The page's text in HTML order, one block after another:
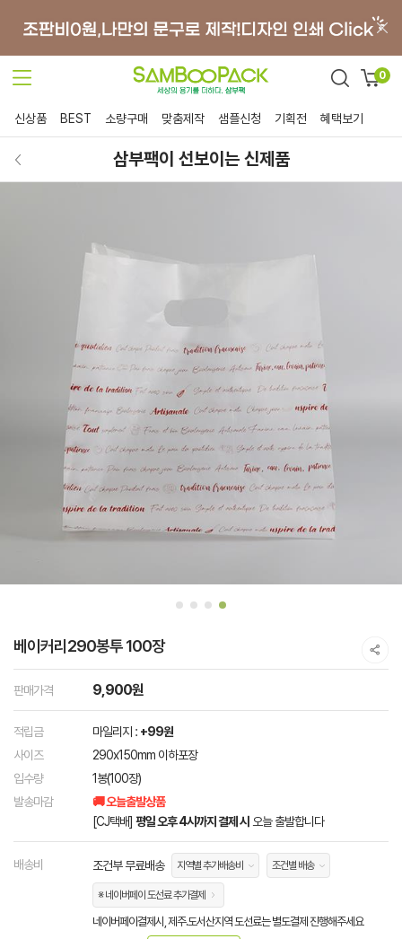
0
신상품 BEST 소량구매 맞춤제작 샘플신청 기획전 혜택보기
삼부팩이 선보이는 신제품
베이커리290봉투 100장
판매가격 9,900원
적립금 마일리지 : +99원
사이즈
290x150mm 이하포장
입수량
1봉(100장)
발송마감
🚚 오늘출발상품
[CJ택배] 평일 오후 4시까지 결제 시 오늘 출발합니다
배송비 조건부 무료배송 지역별 추가배송비 조건별 배송
※ 네이버페이 도선료 추가결제
네이버페이결제시, 제주.도서산지역 도선료는 별도결제 진행해주세요